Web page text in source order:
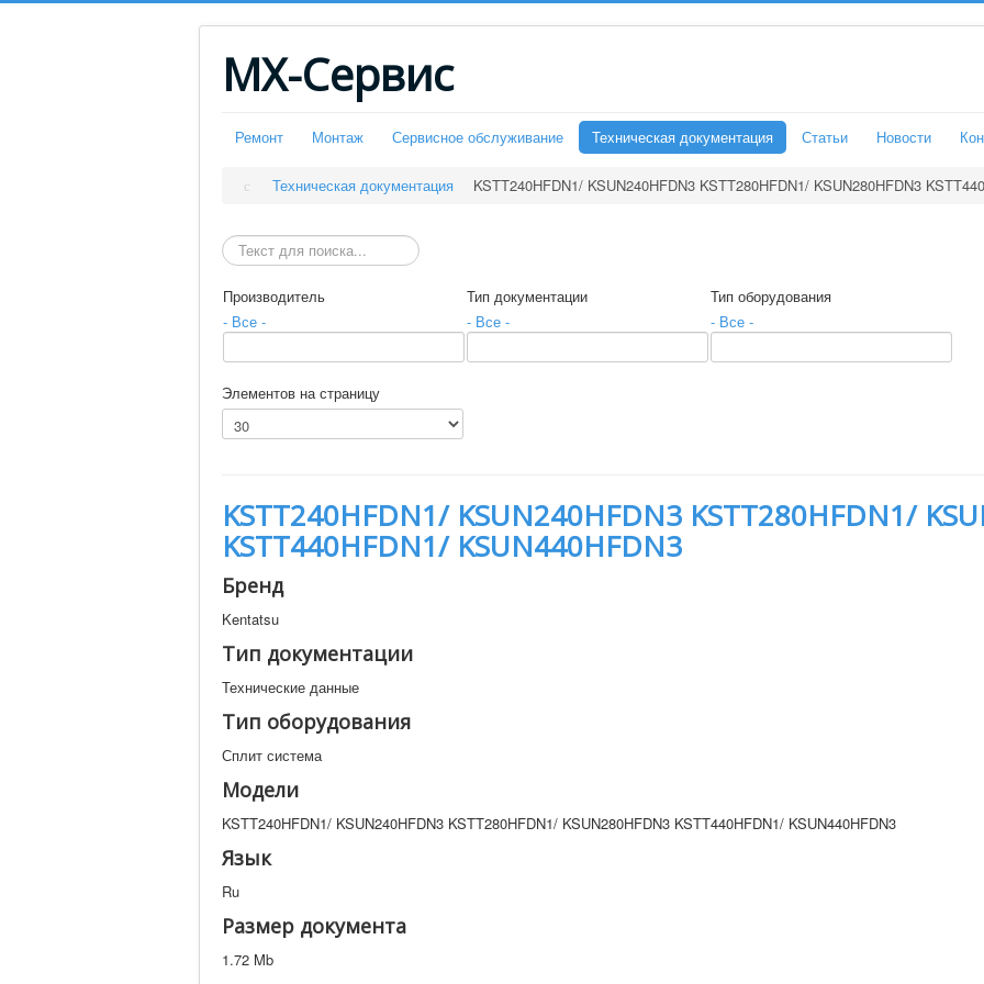
МХ-Сервис
Ремонт Монтаж Сервисное обслуживание Техническая документация Статьи Новости
Техническая документация
KSTT240HFDN1/ KSUN240HFDN3 KSTT280HFDN1/ KSUN280HFDN3
Производитель
- Все -
Тип документации
- Все -
Тип оборудования
- Все -
Элементов на страницу
KSTT240HFDN1/ KSUN240HFDN3 KSTT280HFDN1/
KSTT440HFDN1/ KSUN440HFDN3
Бренд
Kentatsu
Тип документации
Технические данные
Тип оборудования
Сплит система
Модели
KSTT240HFDN1/ KSUN240HFDN3 KSTT280HFDN1/ KSUN280HFDN3 KSTT440HFDN1/ KSUN440HFDN3
Язык
Ru
Размер документа
1.72 Mb